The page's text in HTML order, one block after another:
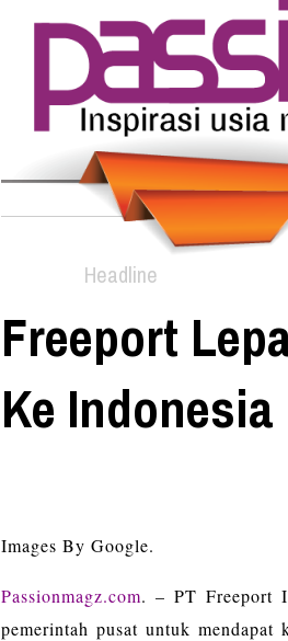
Headline
Freeport
Ke Indonesia
Images By Google.
Passionmagz.com. – PT Freeport
pemerintah pusat untuk mendapat